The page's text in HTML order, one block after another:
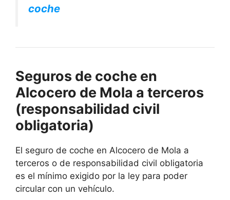
coche
Seguros de coche en
Alcocero de Mola a terceros
(responsabilidad civil
obligatoria)
El seguro de coche en Alcocero de Mola a
terceros o de responsabilidad civil obligatoria
es el mínimo exigido por la ley para poder
circular con un vehículo.